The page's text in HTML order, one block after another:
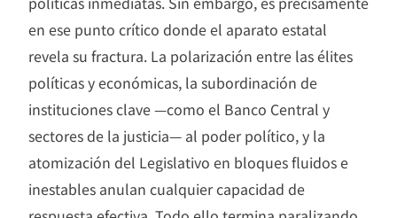
en ese punto crítico donde el aparato estatal
revela su fractura. La polarización entre las élites
políticas y económicas, la subordinación de
instituciones clave —como el Banco Central y
sectores de la justicia— al poder político, y la
atomización del Legislativo en bloques fluidos e
inestables anulan cualquier capacidad de